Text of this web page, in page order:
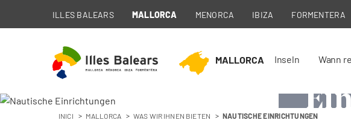
ILLES BALEARS MALLORCA MENORCA IBIZA FORMENTERA
MALLORCA Inseln Wann
INICI MALLORCA WAS WIR IHNEN BIETEN NAUTISCHE EINRICHTUNGEN